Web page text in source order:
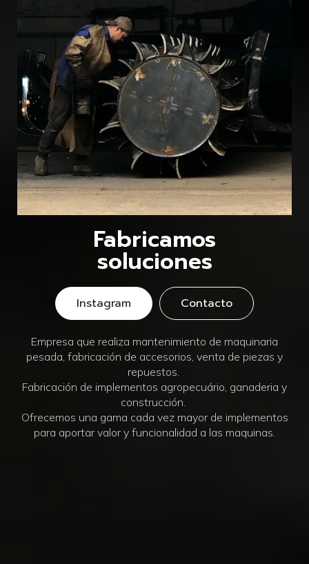
Fabricamos
soluciones
Instagram Contacto
Empresa que realiza mantenimiento de maquinaria
pesada, fabricación de accesorios, venta de piezas y
repuestos.
Fabricación de implementos agropecuário, ganaderia y
construcción.
Ofrecemos una gama cada vez mayor de implementos
para aportar valor y funcionalidad a las maquinas.